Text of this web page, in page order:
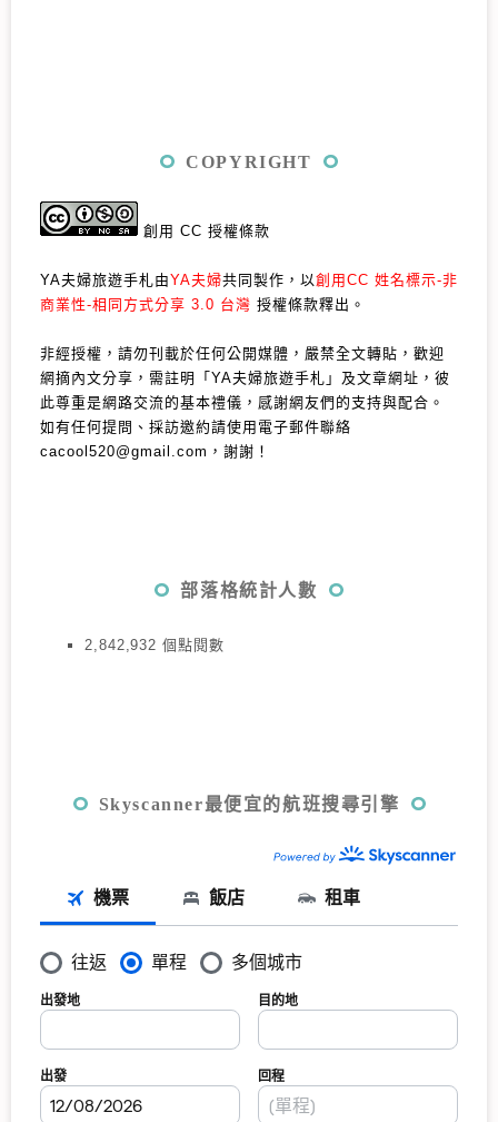
COPYRIGHT
創用 CC 授權條款
YA夫婦旅遊手札由YA夫婦共同製作，以 創用CC 姓名標示-非
商業性-相同方式分享 3.0 台灣 授權條款釋出。
非經授權，請勿刊載於任何公開媒體，嚴禁全文轉貼，歡迎
網摘內文分享，需註明「YA夫婦旅遊手札」及文章網址，彼
此尊重是網路交流的基本禮儀，感謝網友們的支持與配合。
如有任何提問、採訪邀約請使用電子郵件聯絡
cacool520@gmail.com，謝謝！
部落格統計人數
2,842,932 個點閱數
Skyscanner最便宜的航班搜尋引擎